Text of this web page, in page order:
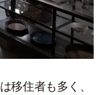
移住者も多く、